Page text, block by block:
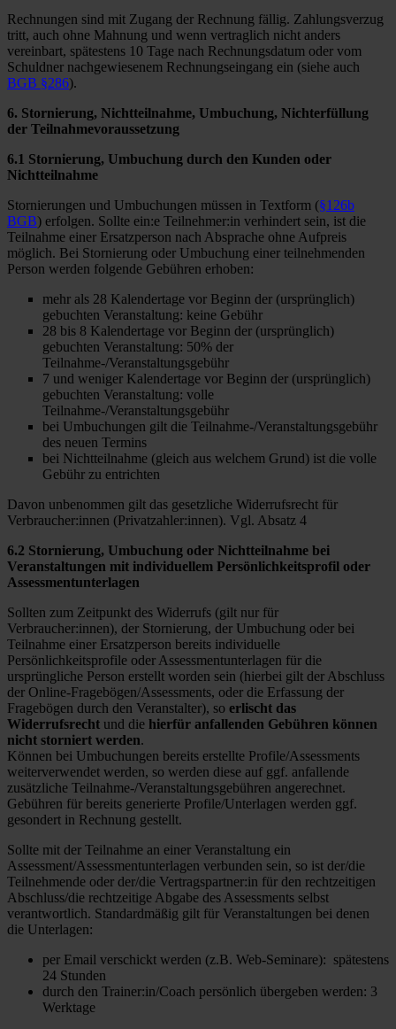
Rechnungen sind mit Zugang der Rechnung fällig. Zahlungsverzug
tritt, auch ohne Mahnung und wenn vertraglich nicht anders
vereinbart, spätestens 10 Tage nach Rechnungsdatum oder vom
Schuldner nachgewiesenem Rechnungseingang ein (siehe auch
BGB §286).
6. Stornierung, Nichtteilnahme, Umbuchung, Nichterfüllung
der Teilnahmevoraussetzung
6.1 Stornierung, Umbuchung durch den Kunden oder
Nichtteilnahme
Stornierungen und Umbuchungen müssen in Textform (§126b
BGB) erfolgen. Sollte ein:e Teilnehmer:in verhindert sein, ist die
Teilnahme einer Ersatzperson nach Absprache ohne Aufpreis
möglich. Bei Stornierung oder Umbuchung einer teilnehmenden
Person werden folgende Gebühren erhoben:
mehr als 28 Kalendertage vor Beginn der (ursprünglich)
gebuchten Veranstaltung: keine Gebühr
28 bis 8 Kalendertage vor Beginn der (ursprünglich)
gebuchten Veranstaltung: 50% der
Teilnahme-/Veranstaltungsgebühr
7 und weniger Kalendertage vor Beginn der (ursprünglich)
gebuchten Veranstaltung: volle
Teilnahme-/Veranstaltungsgebühr
bei Umbuchungen gilt die Teilnahme-/Veranstaltungsgebühr
des neuen Termins
bei Nichtteilnahme (gleich aus welchem Grund) ist die volle
Gebühr zu entrichten
Davon unbenommen gilt das gesetzliche Widerrufsrecht für
Verbraucher:innen (Privatzahler:innen). Vgl. Absatz 4
6.2 Stornierung, Umbuchung oder Nichtteilnahme bei
Veranstaltungen mit individuellem Persönlichkeitsprofil oder
Assessmentunterlagen
Sollten zum Zeitpunkt des Widerrufs (gilt nur für
Verbraucher:innen), der Stornierung, der Umbuchung oder bei
Teilnahme einer Ersatzperson bereits individuelle
Persönlichkeitsprofile oder Assessmentunterlagen für die
ursprüngliche Person erstellt worden sein (hierbei gilt der Abschluss
der Online-Fragebögen/Assessments, oder die Erfassung der
Fragebögen durch den Veranstalter), so erlischt das
Widerrufsrecht und die hierfür anfallenden Gebühren können
nicht storniert werden.
Können bei Umbuchungen bereits erstellte Profile/Assessments
weiterverwendet werden, so werden diese auf ggf. anfallende
zusätzliche Teilnahme-/Veranstaltungsgebühren angerechnet.
Gebühren für bereits generierte Profile/Unterlagen werden ggf.
gesondert in Rechnung gestellt.
Sollte mit der Teilnahme an einer Veranstaltung ein
Assessment/Assessmentunterlagen verbunden sein, so ist der/die
Teilnehmende oder der/die Vertragspartner:in für den rechtzeitigen
Abschluss/die rechtzeitige Abgabe des Assessments selbst
verantwortlich. Standardmäßig gilt für Veranstaltungen bei denen
die Unterlagen:
per Email verschickt werden (z.B. Web-Seminare): spätestens
24 Stunden
durch den Trainer:in/Coach persönlich übergeben werden: 3
Werktage